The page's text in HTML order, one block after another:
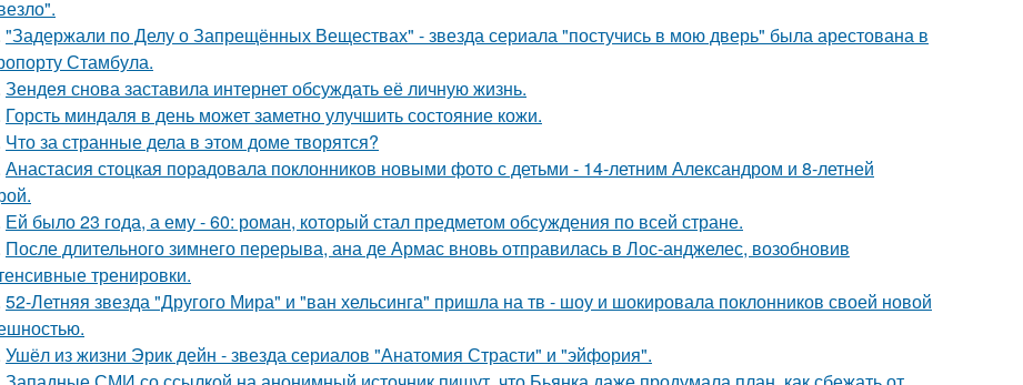
"Задержали по Делу о Запрещённых Веществах" - звезда сериала "постучись в мою дверь" была арестована в
Стамбула.
Зендея снова заставила интернет обсуждать её личную жизнь.
Горсть миндаля в день может заметно улучшить состояние кожи.
Что за странные дела в этом доме творятся?
Анастасия стоцкая порадовала поклонников новыми фото с детьми - 14-летним Александром и 8-летней
Ей было 23 года, а ему - 60: роман, который стал предметом обсуждения по всей стране.
После длительного зимнего перерыва, ана де Армас вновь отправилась в Лос-анджелес, возобновив
тренировки.
52-Летняя звезда "Другого Мира" и "ван хельсинга" пришла на тв - шоу и шокировала поклонников своей новой
Ушёл из жизни Эрик дейн - звезда сериалов "Анатомия Страсти" и "эйфория".